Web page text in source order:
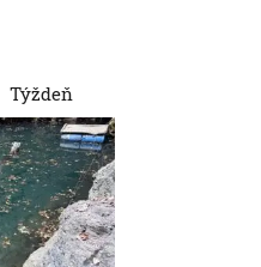
Týždeň